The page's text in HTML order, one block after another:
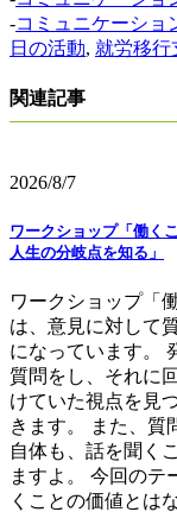
-コミュニケーショ
日の活動, 就労移行
関連記事
2026/8/7
ワークショップ「働く
人生の分岐点を知る」
ワークショップ「
は、意見に対して
になっています。
質問をし、それに
けていた視点を見
きます。 また、質
自体も、話を聞く
ますよ。 今回のテ
くことの価値とは